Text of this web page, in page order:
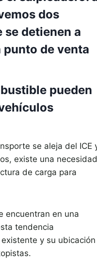
pueden
se aleja del ICE
existe una necesidad
de carga para
encuentran en una
tendencia
y su ubicación